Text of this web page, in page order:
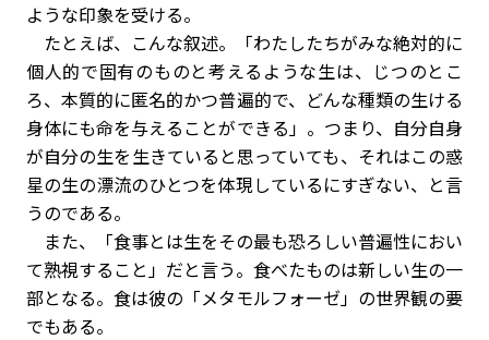
ような印象を受ける。
たとえば、こんな叙述。「わたしたちがみな絶対的に
個人的で固有のものと考えるような生は、じつのとこ
ろ、本質的に匿名的かつ普遍的で、どんな種類の生ける
身体にも命を与えることができる」。つまり、自分自身
が自分の生を生きていると思っていても、それはこの惑
星の生の漂流のひとつを体現しているにすぎない、と言
うのである。
また、「食事とは生をその最も恐ろしい普遍性におい
て熟視すること」だと言う。食べたものは新しい生の一
部となる。食は彼の「メタモルフォーゼ」の世界観の要
でもある。